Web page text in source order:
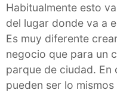
Habitualmente esto
del lugar donde va a
Es muy diferente
negocio que para un
parque de ciudad.
pueden ser lo